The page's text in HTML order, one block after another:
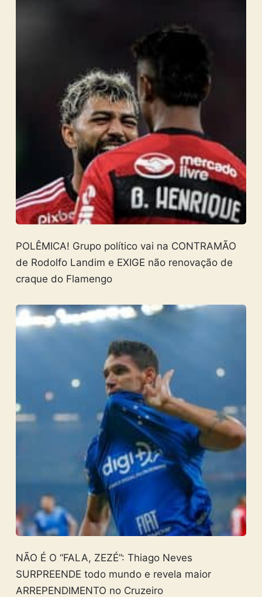
POLÊMICA! Grupo político vai na CONTRAMÃO
de Rodolfo Landim e EXIGE não renovação de
craque do Flamengo
NÃO É O “FALA, ZEZÉ”: Thiago Neves
SURPREENDE todo mundo e revela maior
ARREPENDIMENTO no Cruzeiro